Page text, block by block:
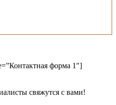
форма 1″]
свяжутся с вами!